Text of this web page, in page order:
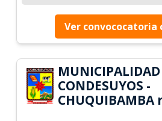
Ver convococatoria
MUNICIPALIDAD
CONDESUYOS -